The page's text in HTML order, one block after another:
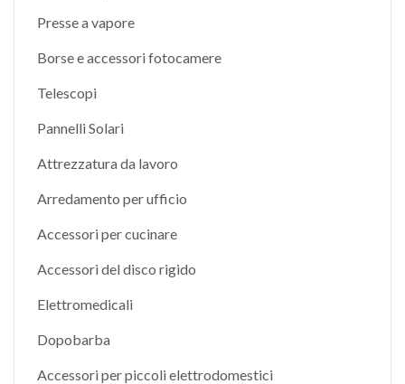
Presse a vapore
Borse e accessori fotocamere
Telescopi
Pannelli Solari
Attrezzatura da lavoro
Arredamento per ufficio
Accessori per cucinare
Accessori del disco rigido
Elettromedicali
Dopobarba
Accessori per piccoli elettrodomestici